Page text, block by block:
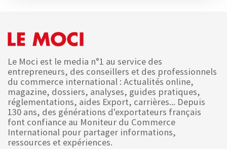
Le Moci est le media n°1 au service des
entrepreneurs, des conseillers et des professionnels
du commerce international : Actualités online,
magazine, dossiers, analyses, guides pratiques,
réglementations, aides Export, carrières... Depuis
130 ans, des générations d'exportateurs français
font confiance au Moniteur du Commerce
International pour partager informations,
ressources et expériences.